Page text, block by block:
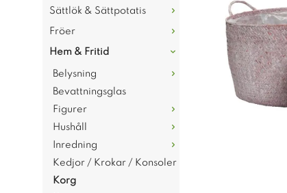
Sättlök & Sättpotatis
Fröer
Hem & Fritid
Belysning
Bevattningsglas
Figurer
Hushåll
Inredning
Kedjor / Krokar / Konsoler
Korg